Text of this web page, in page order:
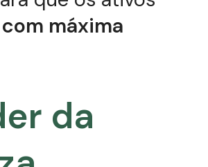
máxima
da